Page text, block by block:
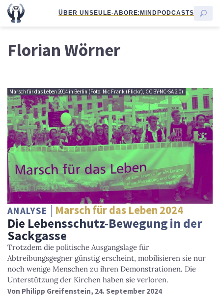
ÜBER UNSEULE-ABORE:MINDPODCASTS
Florian Wörner
Marsch für das Leben 2014 in Berlin (Foto: Nic Frank (Flickr), CC BY-NC-SA 2.0)
ANALYSE Marsch für das Leben 2024
Die Lebensschutz-Bewegung in der
Sackgasse
Trotzdem die politische Ausgangslage für
Abtreibungsgegner günstig erscheint, mobilisieren sie nur
noch wenige Menschen zu ihren Demonstrationen. Die
Unterstützung der Kirchen haben sie verloren.
Von Philipp Greifenstein, 24. September 2024